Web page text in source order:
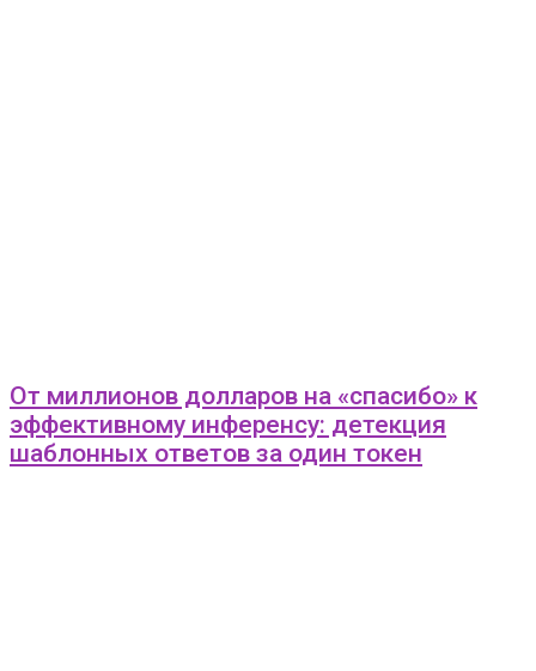
От миллионов долларов на «спасибо» к
эффективному инференсу: детекция
шаблонных ответов за один токен